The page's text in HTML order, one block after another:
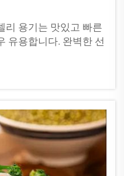
리 용기는 맛있고 빠른
유용합니다. 완벽한 선
가락은 크기와 형태가
새로 출시한 이 장갑 한
입니다...